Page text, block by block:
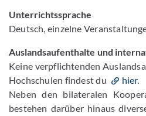
Unterrichtssprache
Deutsch, einzelne
Auslandsaufenthalte und
Keine verpflichtenden
Hochschulen findest du
hier.
Neben den bilateralen
bestehen darüber hinaus